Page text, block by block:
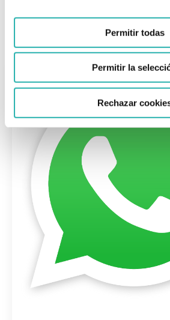
Permitir todas
Permitir la
Rechazar